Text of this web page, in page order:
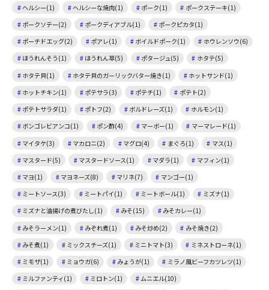
ヘルシー(1)
ヘルシーな焼肉(1) ポーク(1)
ポークステーキ(1)
ポークソテー(2)
ポークディアブル(1)
ポークピカタ(1)
ポーチドエッグ(2)
ポアレ(1) ボイルドポーク(1)
ホウレンソウ(6)
ほうれんそう(1)
ほうれん草(5) ポタージュ(5)
ホタテ(5)
ホタテ貝(1)
ホタテ貝のガーリックバター焼き(1)
ホットサンド(1)
ホットチキン(1)
ポテサラ(3) ポテチ(1)
ポテト(2)
ポテトサラダ(1)
ポトフ(2) ボルドレーズ(1)
ホルモン(1)
ボンゴレビアンコ(1)
ポン酢(4) マーボー(1)
マーマレード(1)
マイタケ(3)
マカロニ(2) マグロ(4) まぐろ(1)
マス(1)
マスタード(5)
マスタードソース(1) マダラ(1)
マフィン(1)
マヨ(1)
マヨネーズ(8) マリネ(7)
マンゴー(1)
ミートソース(3)
ミートパイ(1) ミートボール(1)
ミズナ(1)
ミズナと油揚げの煮びたし(1)
みそ(15)
みそカレー(1)
みそラーメン(1)
みぞれ煮(1) みそ炒め(2)
みそ焼き(2)
みそ煮(1)
ミックスチーズ(1) ミニトマト(3)
ミネストローネ(1)
ミモザ(1)
ミョウガ(6) みょうが(1)
ミラノ風ビーフカツレツ(1)
ミルファンティ(1)
ミロトン(1)
ムニエル(10)